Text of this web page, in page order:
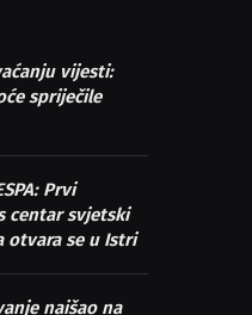
vijesti:
spriječile
Prvi
centar svjetski
otvara se u Istri
naišao na